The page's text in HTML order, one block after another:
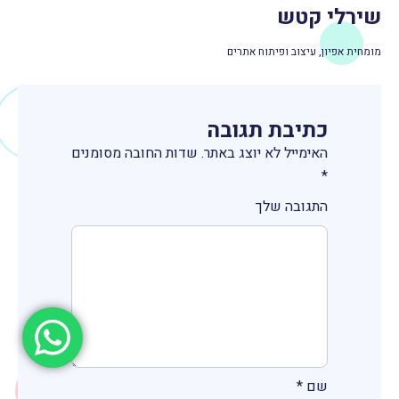
שירלי קטש
מומחית אפיון, עיצוב ופיתוח אתרים
כתיבת תגובה
האימייל לא יוצג באתר. שדות החובה מסומנים
*
התגובה שלך
שם *